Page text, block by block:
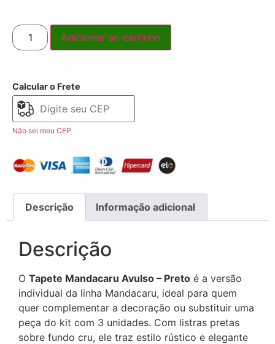
Adicionar ao carrinho
Calcular o Frete
Não sei meu CEP
Descrição Informação adicional
Descrição
O Tapete Mandacaru Avulso – Preto é a versão
individual da linha Mandacaru, ideal para quem
quer complementar a decoração ou substituir uma
peça do kit com 3 unidades. Com listras pretas
sobre fundo cru, ele traz estilo rústico e elegante